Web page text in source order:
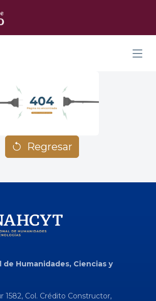
Regresar
de Humanidades, Ciencias y
1582, Col. Crédito Constructor,